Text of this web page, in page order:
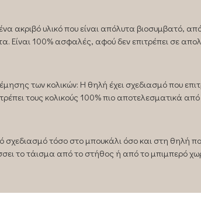
ακριβό υλικό που είναι απόλυτα βιοσυμβατό,
Είναι 100% ασφαλές, αφού δεν επιτρέπει σε
των κολικών: Η θηλή έχει σχεδιασμό που
τους κολικούς 100% πιο αποτελεσματικά
τόσο στο μπουκάλι όσο και στη θηλή
το τάισμα από το στήθος ή από το μπιμπερό